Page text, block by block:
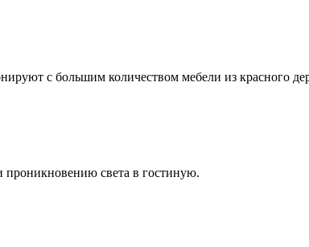
с большим количеством мебели из красного
проникновению света в гостиную.